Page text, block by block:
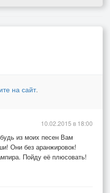
на сайт.
из моих песен Вам
Они без аранжировок!
Пойду её плюсовать!
10.02.2015 в 18:00